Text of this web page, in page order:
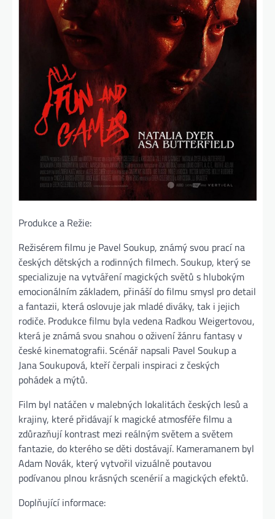
Produkce a Režie:
Režisérem filmu je Pavel Soukup, známý svou prací na
českých dětských a rodinných filmech. Soukup, který se
specializuje na vytváření magických světů s hlubokým
emocionálním základem, přináší do filmu smysl pro detail
a fantazii, která oslovuje jak mladé diváky, tak i jejich
rodiče. Produkce filmu byla vedena Radkou Weigertovou,
která je známá svou snahou o oživení žánru fantasy v
české kinematografii. Scénář napsali Pavel Soukup a
Jana Soukupová, kteří čerpali inspiraci z českých
pohádek a mýtů.
Film byl natáčen v malebných lokalitách českých lesů a
krajiny, které přidávají k magické atmosféře filmu a
zdůrazňují kontrast mezi reálným světem a světem
fantazie, do kterého se děti dostávají. Kameramanem byl
Adam Novák, který vytvořil vizuálně poutavou
podívanou plnou krásných scenérií a magických efektů.
Doplňující informace: